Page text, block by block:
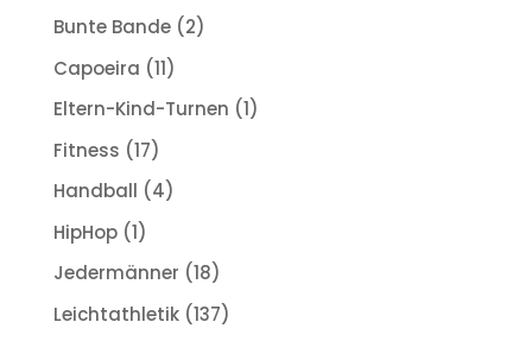
Bunte Bande(2)
Capoeira (11)
Eltern-Kind-Turnen (1)
Fitness (17)
Handball (4)
HipHop(1)
Jedermänner (18)
Leichtathletik(137)